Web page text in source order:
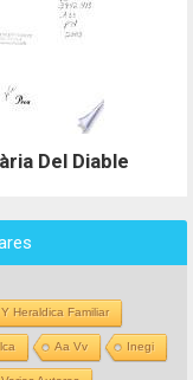
Del Diable
Heraldica Familiar
Aa Vv Inegi